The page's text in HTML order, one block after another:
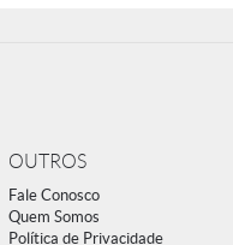
OUTROS
Fale Conosco
Quem Somos
Política de Privacidade